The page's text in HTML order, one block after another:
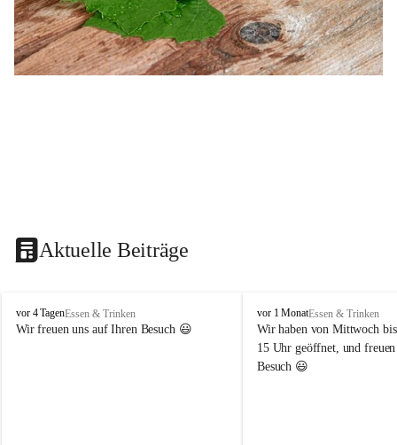
Aktuelle Beiträge
B
u
vor 4 TagenEssen & Trinken
Wir freuen uns auf Ihren Besuch 😃
B
u
s
c
vor 1 MonatEssen & Trinken
Wir haben von Mittwoch
15 Uhr geöffnet, und
Besuch 😃